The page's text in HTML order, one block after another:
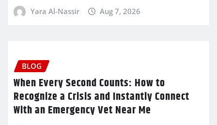
Yara Al-Nassir Aug 7, 2026
BLOG
When Every Second Counts: How to
Recognize a Crisis and Instantly Connect
With an Emergency Vet Near Me